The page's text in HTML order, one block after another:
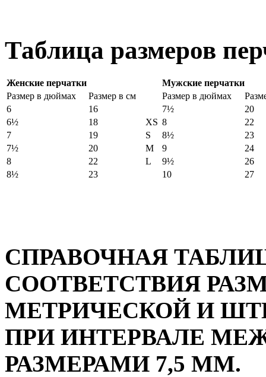
Таблица размеров
Женские перчатки
Мужские перчатки
Размер в дюймах
Размер в см Размер в дюймах
6
16 7½
20
6½
18 XS 8
22
7
19 S 8½
23
7½
20 M 9
24
8
22 L 9½
26
8½
23 10 27
СПРАВОЧНАЯ
СООТВЕТСТВИЯ
МЕТРИЧЕСКОЙ И
ПРИ ИНТЕРВАЛЕ
РАЗМЕРАМИ 7,5 ММ.